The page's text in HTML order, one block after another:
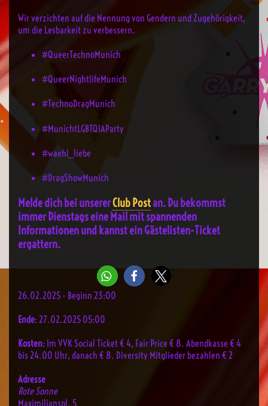
Wir verzichten auf die Nennung von Gendern und Zugehörigkeit,
um die Lesbarkeit zu verbessern.
#QueerTechnoMunich
#QueerNightlifeMunich
#TechnoDragMunich
#MunichtLGBTQIAParty
#waehl_liebe
#DragShowMunich
Melde dich bei unsererClub Postan. Du bekommst
immer Dienstags eine Mail mit spannenden
Informationen und kannst ein Gästelisten-Ticket
ergattern.
26.02.2025 - Beginn 23:00
Ende: 27.02.2025 05:00
Kosten: Im VVK Social Ticket € 4, Fair Price € 8. Abendkasse € 4
bis 24.00 Uhr, danach € 8. Diversity Mitglieder bezahlen € 2
Adresse
Rote Sonne
Maximilianspl. 5